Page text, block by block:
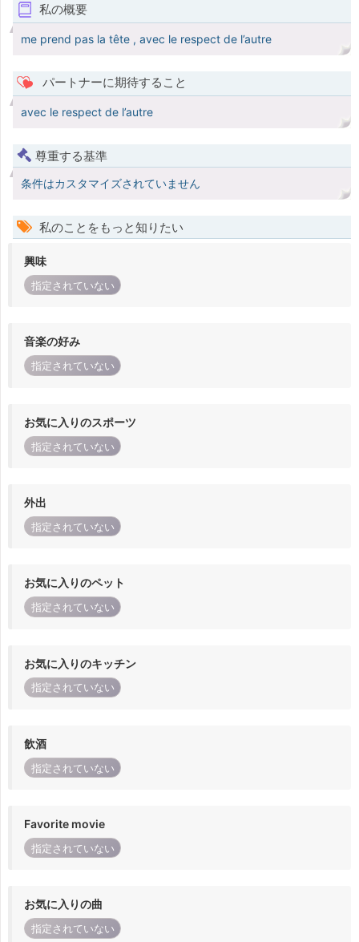
私の概要
me prend pas la tête , avec le respect de l’autre
パートナーに期待すること
avec le respect de l’autre
尊重する基準
条件はカスタマイズされていません
私のことをもっと知りたい
興味
指定されていない
音楽の好み
指定されていない
お気に入りのスポーツ
指定されていない
外出
指定されていない
お気に入りのペット
指定されていない
お気に入りのキッチン
指定されていない
飲酒
指定されていない
Favorite movie
指定されていない
お気に入りの曲
指定されていない